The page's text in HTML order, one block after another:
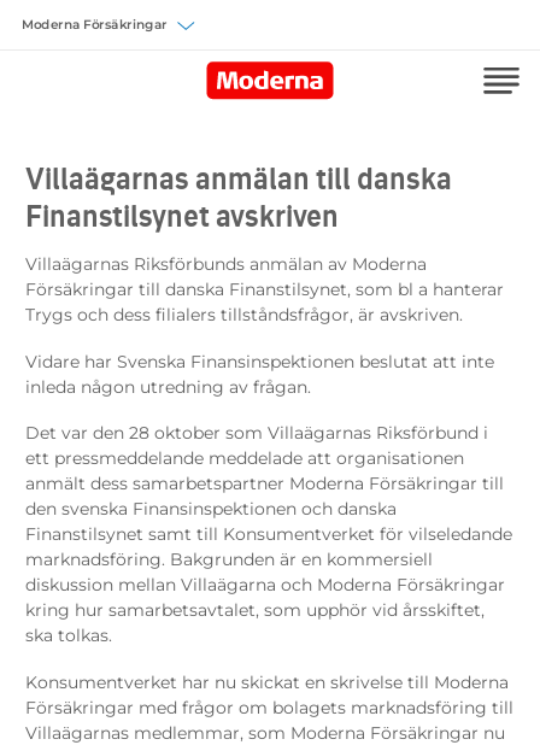
Villaägarnas anmälan till danska
Finanstilsynet avskriven
Villaägarnas Riksförbunds anmälan av Moderna
Försäkringar till danska Finanstilsynet, som bl a hanterar
Trygs och dess filialers tillståndsfrågor, är avskriven.
Vidare har Svenska Finansinspektionen beslutat att inte
inleda någon utredning av frågan.
Det var den 28 oktober som Villaägarnas Riksförbund i
ett pressmeddelande meddelade att organisationen
anmält dess samarbetspartner Moderna Försäkringar till
den svenska Finansinspektionen och danska
Finanstilsynet samt till Konsumentverket för vilseledande
marknadsföring. Bakgrunden är en kommersiell
diskussion mellan Villaägarna och Moderna Försäkringar
kring hur samarbetsavtalet, som upphör vid årsskiftet,
ska tolkas.
Konsumentverket har nu skickat en skrivelse till Moderna
Försäkringar med frågor om bolagets marknadsföring till
Villaägarnas medlemmar, som Moderna Försäkringar nu